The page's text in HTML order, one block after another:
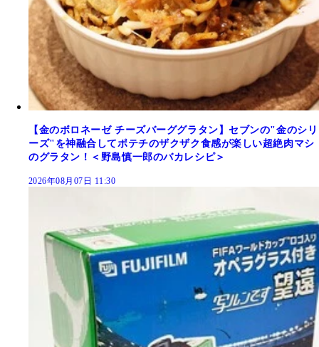
【金のボロネーゼ チーズバーググラタン】セブンの"金のシリ
ーズ"を神融合してポテチのザクザク食感が楽しい超絶肉マシ
のグラタン！＜野島慎一郎のバカレシピ＞
2026年08月07日 11:30